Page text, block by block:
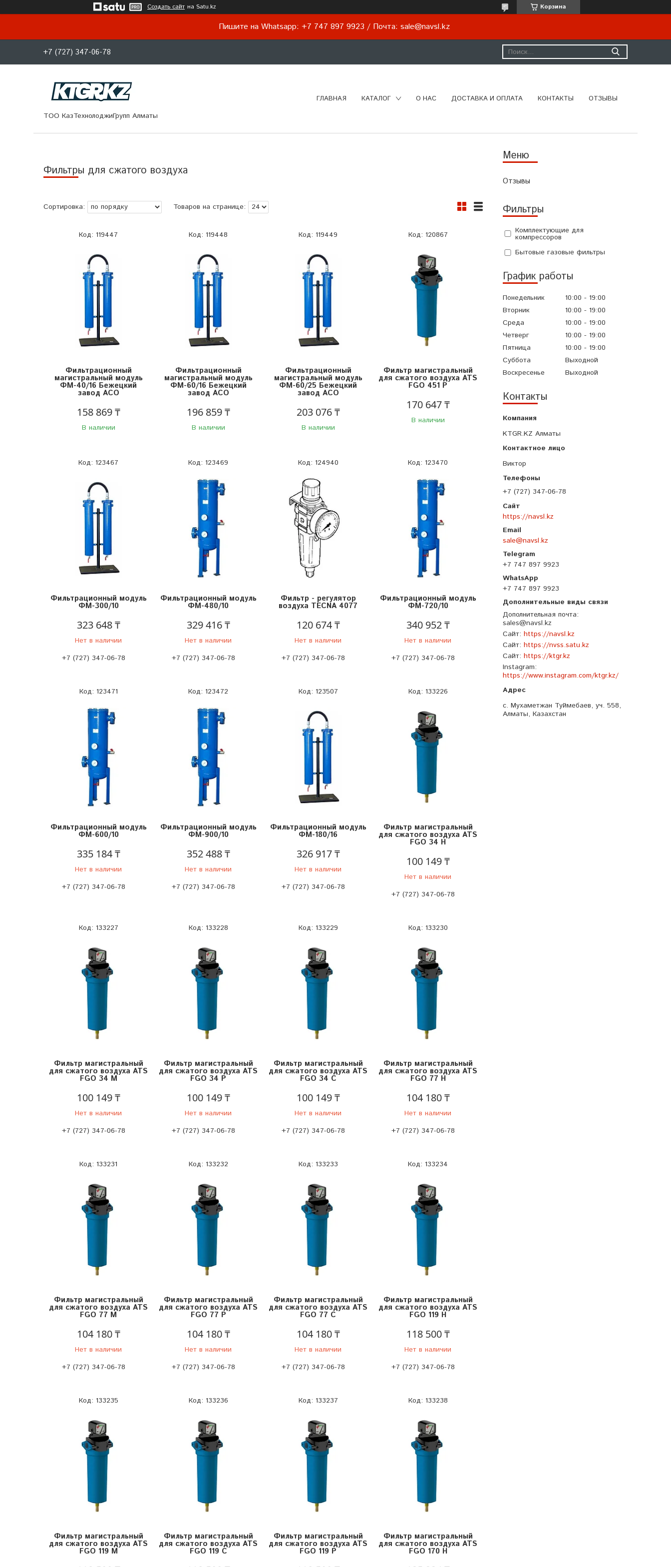
Создать сайт на Satu.kz Корзина
Пишите на Whatsapp: +7 747 897 9923 / Почта: sale@navsl.kz
+7 (727) 347-06-78
ТОО КазТехнолоджиГрупп Алматы
ГЛАВНАЯ КАТАЛОГ О НАС ДОСТАВКА И ОПЛАТА КОНТАКТЫ ОТЗЫВЫ
Отзывы
Фильтры
Комплектующие для
компрессоров
Бытовые газовые фильтры
График работы
Понедельник 10:00
19:00
Вторник
10:00
19:00
Среда
10:00
19:00
Четверг
10:00
19:00
Пятница
10:00
19:00
Суббота
Выходной
Воскресенье
Выходной
Контакты
KTGR.KZ Алматы
Виктор
+7 (727) 347-06-78
https://navsl.kz
sale@navsl.kz
+7 747 897 9923
+7 747 897 9923
Дополнительная почта
sales@navsl.kz
Сайт https://navsl.kz
Сайт https://nvss.satu.kz
Сайт https://ktgr.kz
Instagram
https://www.instagram.com/ktgr.kz/
с. Мухаметжан Туймебаев, уч. 558,
Алматы, Казахстан
Фильтры для сжатого воздуха
119447
Фильтрационный
магистральный модуль
ФМ-40/16 Бежецкий
завод АСО
158 869 ₸
В наличии
119448
Фильтрационный
магистральный модуль
ФМ-60/16 Бежецкий
завод АСО
196 859 ₸
В наличии
119449
Фильтрационный
магистральный модуль
ФМ-60/25 Бежецкий
завод АСО
203 076 ₸
В наличии
120867
Фильтр магистральный
для сжатого воздуха ATS
FGO 451 P
170 647 ₸
В наличии
123467
Фильтрационный модуль
ФМ-300/10
323 648 ₸
Нет в наличии
+7 (727) 347-06-78
123469
Фильтрационный модуль
ФМ-480/10
329 416 ₸
Нет в наличии
+7 (727) 347-06-78
124940
Фильтр - регулятор
воздуха TECNA 4077
120 674 ₸
Нет в наличии
+7 (727) 347-06-78
123470
Фильтрационный модуль
ФМ-720/10
340 952 ₸
Нет в наличии
+7 (727) 347-06-78
123471
Фильтрационный модуль
ФМ-600/10
335 184 ₸
Нет в наличии
+7 (727) 347-06-78
123472
Фильтрационный модуль
ФМ-900/10
352 488 ₸
Нет в наличии
+7 (727) 347-06-78
123507
Фильтрационный модуль
ФМ-180/16
326 917 ₸
Нет в наличии
+7 (727) 347-06-78
133226
Фильтр магистральный
для сжатого воздуха ATS
FGO 34 H
100 149 ₸
Нет в наличии
+7 (727) 347-06-78
133227
Фильтр магистральный
для сжатого воздуха ATS
FGO 34 M
100 149 ₸
Нет в наличии
+7 (727) 347-06-78
133228
Фильтр магистральный
для сжатого воздуха ATS
FGO 34 P
100 149 ₸
Нет в наличии
+7 (727) 347-06-78
133229
Фильтр магистральный
для сжатого воздуха ATS
FGO 34 C
100 149 ₸
Нет в наличии
+7 (727) 347-06-78
133230
Фильтр магистральный
для сжатого воздуха ATS
FGO 77 H
104 180 ₸
Нет в наличии
+7 (727) 347-06-78
133231
Фильтр магистральный
для сжатого воздуха ATS
FGO 77 M
104 180 ₸
Нет в наличии
+7 (727) 347-06-78
133232
Фильтр магистральный
для сжатого воздуха ATS
FGO 77 P
104 180 ₸
Нет в наличии
+7 (727) 347-06-78
133233
Фильтр магистральный
для сжатого воздуха ATS
FGO 77 C
104 180 ₸
Нет в наличии
+7 (727) 347-06-78
133234
Фильтр магистральный
для сжатого воздуха ATS
FGO 119 H
118 500 ₸
Нет в наличии
+7 (727) 347-06-78
133235
Фильтр магистральный
для сжатого воздуха ATS
FGO 119 M
133236
Фильтр магистральный
для сжатого воздуха ATS
FGO 119 C
133237
Фильтр магистральный
для сжатого воздуха ATS
FGO 119 P
133238
Фильтр магистральный
для сжатого воздуха ATS
FGO 170 H